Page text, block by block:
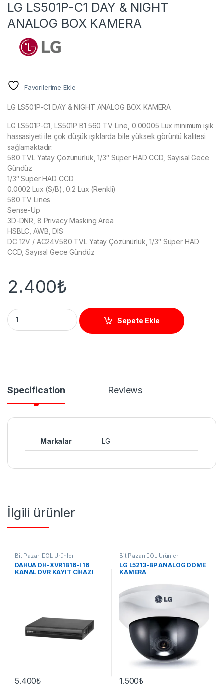
LG LS501P-C1 DAY & NIGHT
ANALOG BOX KAMERA
Favorilerime Ekle
LG LS501P-C1 DAY & NIGHT ANALOG BOX KAMERA
LG LS501P-C1, LS501P B1 560 TV Line, 0.00005 Lux minimum ışık
hassasiyeti ile çok düşük ışıklarda bile yüksek görüntü kalitesi
sağlamaktadır.
580 TVL Yatay Çözünürlük, 1/3″ Süper HAD CCD, Sayısal Gece
Gündüz
1/3″ Super HAD CCD
0.0002 Lux (S/B), 0.2 Lux (Renkli)
580 TV Lines
Sense-Up
3D-DNR, 8 Privacy Masking Area
HSBLC, AWB, DIS
DC 12V / AC24V580 TVL Yatay Çözünürlük, 1/3″ Süper HAD
CCD, Sayısal Gece Gündüz
2.400₺
LG LS501P-C1 DAY & NIGHT ANALOG BOX KAMERA quantity
Sepete Ekle
Specification Reviews
Markalar LG
İlgili ürünler
Bit Pazarı EOL Ürünler
DAHUA DH-XVR1B16-I 16
KANAL DVR KAYIT CİHAZI
5.400₺
Bit Pazarı EOL Ürünler
LG L5213-BP ANALOG DOME
KAMERA
1.500₺